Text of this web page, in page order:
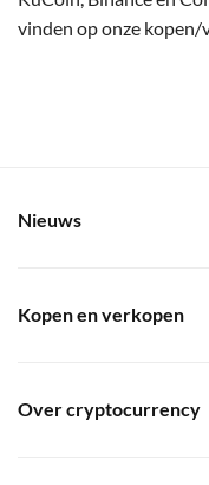
vinden op onze kopen/
Nieuws
Kopen en verkopen
Over cryptocurrency